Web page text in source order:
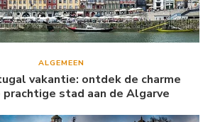
ALGEMEEN
vakantie: ontdek de charme
prachtige stad aan de Algarve